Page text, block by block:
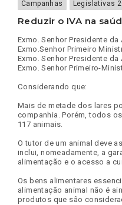
Campanhas Legislativas
Reduzir o IVA na
Exmo. Senhor Presidente
Exmo.Senhor Primeiro
Exmo. Senhor Presidente
Exmo. Senhor Primeiro-
Considerando que:
Mais de metade dos lares
companhia. Porém, todos
117 animais.
O tutor de um animal deve
inclui, nomeadamente, a
alimentação e o acesso a
Os bens alimentares
alimentação animal não é
produtos que são